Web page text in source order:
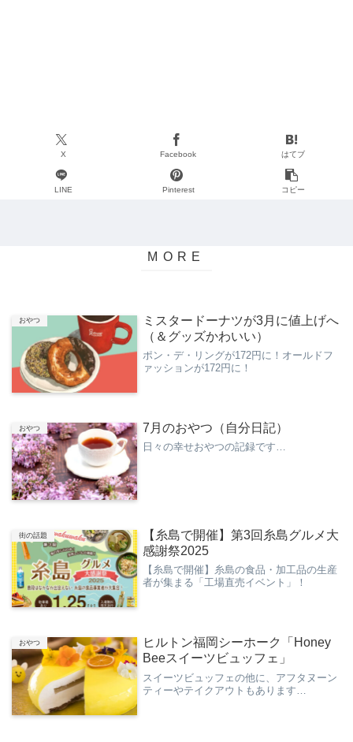
X Facebook はてブ
LINE Pinterest コピー
おやつ
ミスタードーナツが3月に値上げへ
（＆グッズかわいい）
ポン・デ・リングが172円に！オールドフ
ァッションが172円に！
おやつ 7月のおやつ（自分日記）
日々の幸せおやつの記録です…
街の話題
【糸島で開催】第3回糸島グルメ大
感謝祭2025
【糸島で開催】糸島の食品・加工品の生産
者が集まる「工場直売イベント」！
おやつ
ヒルトン福岡シーホーク「Honey
Beeスイーツビュッフェ」
スイーツビュッフェの他に、アフタヌーン
ティーやテイクアウトもあります…